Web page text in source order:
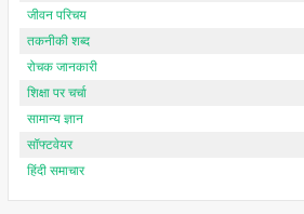
जीवन परिचय
तकनीकी शब्द
रोचक जानकारी
शिक्षा पर चर्चा
सामान्य ज्ञान
सॉफ्टवेयर
हिंदी समाचार